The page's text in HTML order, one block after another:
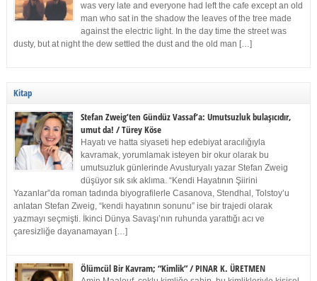
was very late and everyone had left the cafe except an old
man who sat in the shadow the leaves of the tree made
against the electric light. In the day time the street was
dusty, but at night the dew settled the dust and the old man […]
Kitap
Stefan Zweig’ten Gündüz Vassaf’a: Umutsuzluk bulaşıcıdır,
umut da! / Türey Köse
Hayatı ve hatta siyaseti hep edebiyat aracılığıyla
kavramak, yorumlamak isteyen bir okur olarak bu
umutsuzluk günlerinde Avusturyalı yazar Stefan Zweig
düşüyor sık sık aklıma. “Kendi Hayatının Şiirini
Yazanlar”da roman tadında biyografilerle Casanova, Stendhal, Tolstoy’u
anlatan Stefan Zweig, “kendi hayatının sonunu” ise bir trajedi olarak
yazmayı seçmişti. İkinci Dünya Savaşı’nın ruhunda yarattığı acı ve
çaresizliğe dayanamayan […]
Ölümcül Bir Kavram; “Kimlik” / PINAR K. ÜRETMEN